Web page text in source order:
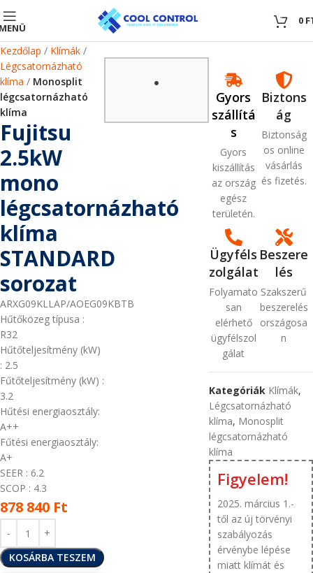
0 0
Kezdőlap
Klímák
Légcsatornázható
klíma
Monosplit
légcsatornázható
klíma
Fujitsu
2.5kW
mono
légcsatornázható
klíma
STANDARD
sorozat
ARXG09KLLAP/AOEG09KBTB
Hűtőközeg típusa :
R32
Hűtőteljesítmény (kW)
: 2.5
Fűtőteljesítmény (kW) :
3.2
Hűtési energiaosztály:
A++
Fűtési energiaosztály:
A+
SEER : 6.2
SCOP : 4.3
878 840 Ft
KOSÁRBA TESZEM
Gyors
szállítá
s
Gyors
kiszállítás
az ország
egész
területén.
Biztons
ág
Biztonság
os online
vásárlás
és fizetés.
Ügyféls
zolgálat
Folyamato
san
elérhető
ügyfélszol
gálat
Beszere
lés
Szakszerű
beszerelés
országosa
n
Kategóriák Klímák,
Légcsatornázható
klíma, Monosplit
légcsatornázható
klíma
Figyelem!
2025. március 1.-
től az új törvényi
szabályozás
érvénybe lépése
miatt klímát és